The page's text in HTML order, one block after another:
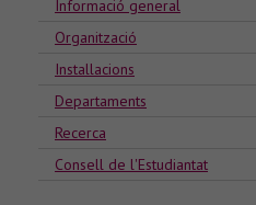
Informació general
Organització
Installacions
Departaments
Recerca
Consell de l'Estudiantat